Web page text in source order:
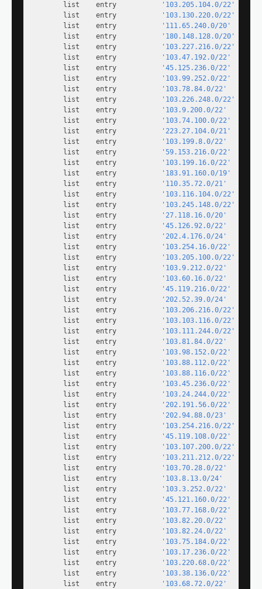
        list    entry
'103.205.104.0/22'
        list    entry
'103.130.220.0/22'
        list    entry
'111.65.240.0/20'
        list    entry
'180.148.128.0/20'
        list    entry
'103.227.216.0/22'
        list    entry
'103.47.192.0/22'
        list    entry
'45.125.236.0/22'
        list    entry
'103.99.252.0/22'
        list    entry
'103.78.84.0/22'
        list    entry
'103.226.248.0/22'
        list    entry
'103.9.200.0/22'
        list    entry
'103.74.100.0/22'
        list    entry
'223.27.104.0/21'
        list    entry
'103.199.8.0/22'
        list    entry
'59.153.216.0/22'
        list    entry
'103.199.16.0/22'
        list    entry
'183.91.160.0/19'
        list    entry
'110.35.72.0/21'
        list    entry
'103.116.104.0/22'
        list    entry
'103.245.148.0/22'
        list    entry
'27.118.16.0/20'
        list    entry
'45.126.92.0/22'
        list    entry
'202.4.176.0/24'
        list    entry
'103.254.16.0/22'
        list    entry
'103.205.100.0/22'
        list    entry
'103.9.212.0/22'
        list    entry
'103.60.16.0/22'
        list    entry
'45.119.216.0/22'
        list    entry
'202.52.39.0/24'
        list    entry
'103.206.216.0/22'
        list    entry
'103.103.116.0/22'
        list    entry
'103.111.244.0/22'
        list    entry
'103.81.84.0/22'
        list    entry
'103.98.152.0/22'
        list    entry
'103.88.112.0/22'
        list    entry
'103.88.116.0/22'
        list    entry
'103.45.236.0/22'
        list    entry
'103.24.244.0/22'
        list    entry
'202.191.56.0/22'
        list    entry
'202.94.88.0/23'
        list    entry
'103.254.216.0/22'
        list    entry
'45.119.108.0/22'
        list    entry
'103.107.200.0/22'
        list    entry
'103.211.212.0/22'
        list    entry
'103.70.28.0/22'
        list    entry
'103.8.13.0/24'
        list    entry
'103.3.252.0/22'
        list    entry
'45.121.160.0/22'
        list    entry
'103.77.168.0/22'
        list    entry
'103.82.20.0/22'
        list    entry
'103.82.24.0/22'
        list    entry
'103.75.184.0/22'
        list    entry
'103.17.236.0/22'
        list    entry
'103.220.68.0/22'
        list    entry
'103.38.136.0/22'
        list    entry
'103.68.72.0/22'